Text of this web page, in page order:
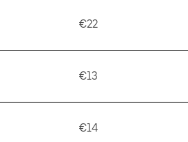
€22
€13
€14